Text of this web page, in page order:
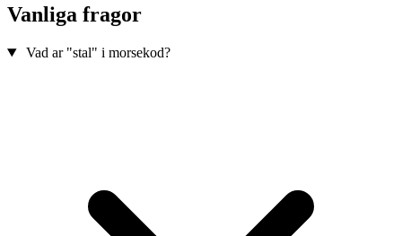
Vanliga fragor
Vad ar "stal" i morsekod?